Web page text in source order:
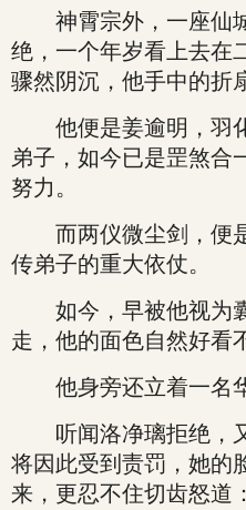
神霄宗外，一座仙城
绝，一个年岁看上去在
骤然阴沉，他手中的折
他便是姜逾明，羽
弟子，如今已是罡煞合
努力。
而两仪微尘剑，便
传弟子的重大依仗。
如今，早被他视为
走，他的面色自然好看
他身旁还立着一名华
听闻洛净璃拒绝，
将因此受到责罚，她的
来，更忍不住切齿怒道